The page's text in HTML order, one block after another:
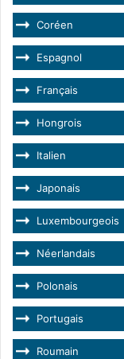
Coréen
Espagnol
Français
Hongrois
Italien
Japonais
Luxembourgeois
Néerlandais
Polonais
Portugais
Roumain